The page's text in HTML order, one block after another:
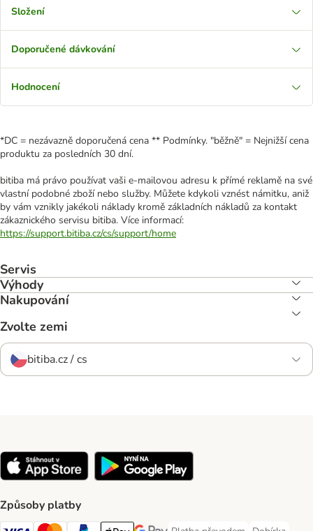
Složení
Doporučené dávkování
Hodnocení
*DC = nezávazně doporučená cena ** Podmínky. "běžně" = Nejnižší cena
produktu za posledních 30 dní.
bitiba má právo používat vaši e-mailovou adresu k přímé reklamě na své
vlastní podobné zboží nebo služby. Můžete kdykoli vznést námitku, aniž
by vám vznikly jakékoli náklady kromě základních nákladů za kontakt
zákaznického servisu bitiba. Více informací:
https://support.bitiba.cz/cs/support/home
Servis
Výhody
Nakupování
Zvolte zemi
bitiba.cz / cs
Způsoby platby